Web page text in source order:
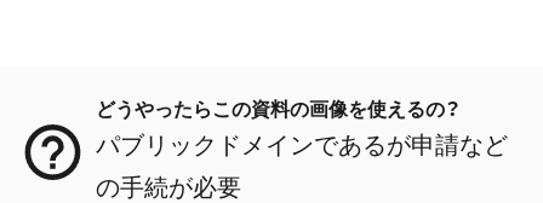
どうやったらこの資料の画像を使えるの？
パブリックドメインであるが申請など
の手続が必要